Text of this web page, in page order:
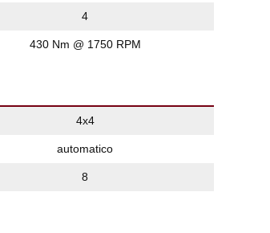
4
430 Nm @ 1750 RPM
4x4
automatico
8